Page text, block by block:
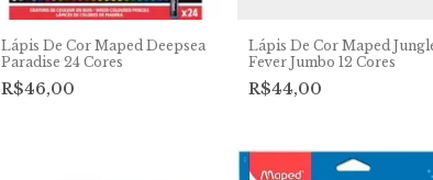
Lápis De Cor Maped Deepsea
Paradise 24 Cores
R$46,00
Lápis De Cor Maped
Fever Jumbo 12 Cores
R$44,00